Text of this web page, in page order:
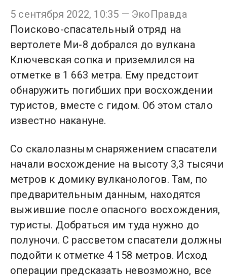
5 сентября 2022, 10:35 — ЭкоПравда
Поисково-спасательный отряд на
вертолете Ми-8 добрался до вулкана
Ключевская сопка и приземлился на
отметке в 1 663 метра. Ему предстоит
обнаружить погибших при восхождении
туристов, вместе с гидом. Об этом стало
известно накануне.
Со скалолазным снаряжением спасатели
начали восхождение на высоту 3,3 тысячи
метров к домику вулканологов. Там, по
предварительным данным, находятся
выжившие после опасного восхождения,
туристы. Добраться им туда нужно до
полуночи. С рассветом спасатели должны
подойти к отметке 4 158 метров. Исход
операции предсказать невозможно, все